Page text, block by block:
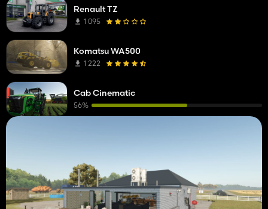
Renault TZ
1 095
Komatsu WA500
1 222
Cab Cinematic
56%